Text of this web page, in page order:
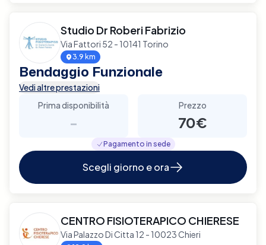
Studio Dr Roberi Fabrizio
Via Fattori 52 - 10141 Torino
3.9 km
Bendaggio Funzionale
Vedi altre prestazioni
Prima disponibilità
-
Prezzo
70€
Pagamento in sede
Scegli giorno e ora
CENTRO FISIOTERAPICO CHIERESE
Via Palazzo Di Citta 12 - 10023 Chieri